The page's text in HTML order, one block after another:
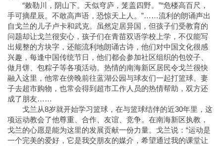
“敕勒川，阴山下。天似穹庐，笼盖四野。”“危楼高百尺，
手可摘星辰。不敢高声语，恐惊天上人。”……流利的朗诵声出
自戈兰的儿子卢卡和武克。虽然定居异国，但孩子们受教育的
问题却让戈兰很安心，孩子们在青苗双语学校上学，不仅能写
出规整的方块字，还能流利地朗诵古诗，他们对中国文化很感
兴趣，每逢中国传统节日，他们都会参加社区组织的包饺子、
做月饼、包粽子等各项活动。热情的南海新区居民令戈兰很快
融入这里，他常在傍晚前往蓝湖公园与球友们一起打篮球。妻
子去超市购物，也常会得到超市工作人员的热情帮助，双方还
成了朋友……
戈兰从8岁就开始学习篮球，在与篮球结伴的近30年里，这
项运动教会了他尊重、合作、友谊、竞争。在南海新区执教，
戈兰的心愿是能为这里的发展贡献一份力量。戈兰说：“运动是
一个完美的爱好，它是我交朋友的媒介，希望通过我的课堂让